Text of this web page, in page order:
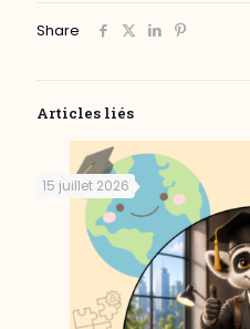
Share
Articles liés
15 juillet 2026